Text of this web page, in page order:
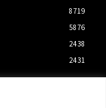
8719
5876
2438
2431